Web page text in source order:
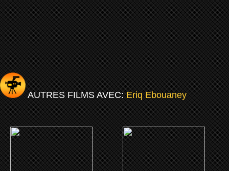
AUTRES FILMS AVEC:Eriq Ebouaney
(2020)
Tout simplement noir
(2017)
L'Orage Africain: un
continent sous influence